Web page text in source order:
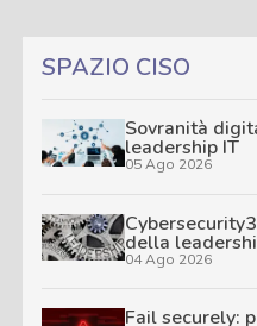
SPAZIO CISO
Sovranità
leadership IT
05 Ago 2026
della
04 Ago 2026
Fail securely: